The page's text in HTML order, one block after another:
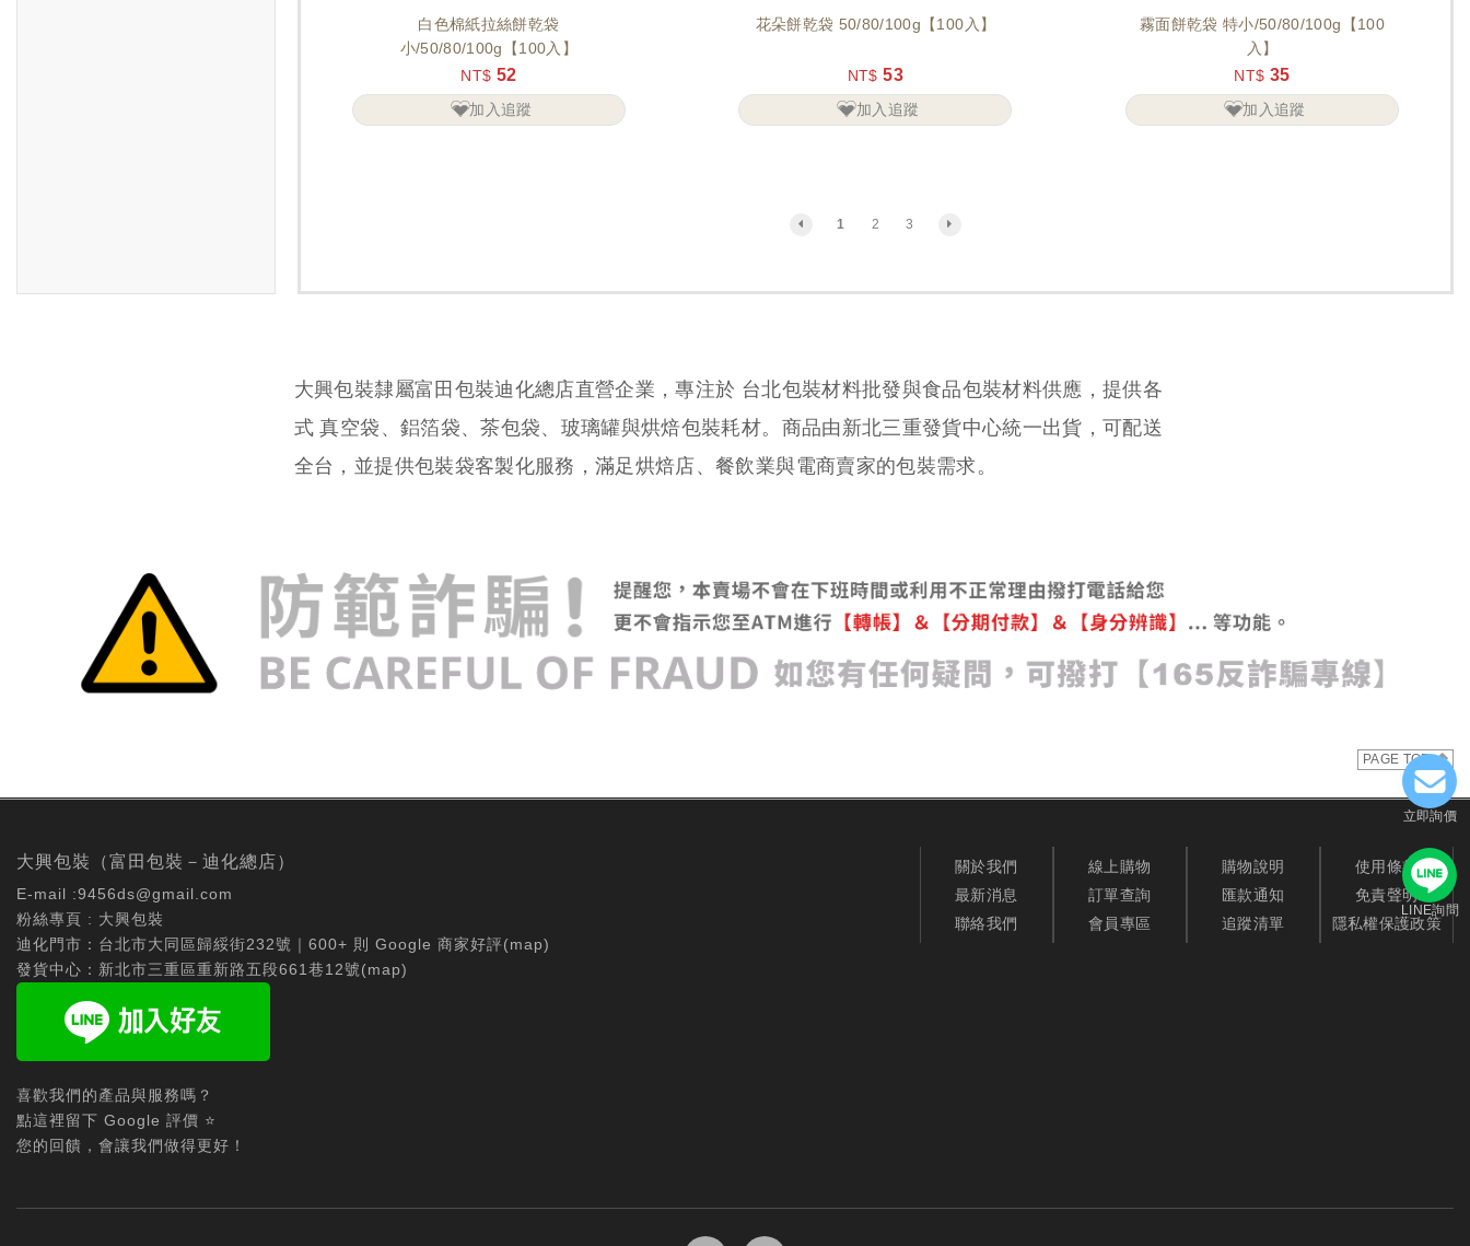
立即詢價
LINE詢問
白色棉紙拉絲餅乾袋
小/50/80/100g【100入】
NT$ 52
加入追蹤
花朵餅乾袋 50/80/100g【100入】
NT$ 53
加入追蹤
霧面餅乾袋 特小/50/80/100g【100
入】
NT$ 35
加入追蹤
1 2 3
大興包裝隸屬富田包裝迪化總店直營企業，專注於 台北包裝材料批發與食品包裝材料供應，提供各
式 真空袋、鋁箔袋、茶包袋、玻璃罐與烘焙包裝耗材。商品由新北三重發貨中心統一出貨，可配送
全台，並提供包裝袋客製化服務，滿足烘焙店、餐飲業與電商賣家的包裝需求。
PAGE TOP
大興包裝（富田包裝－迪化總店）
E-mail :9456ds@gmail.com
粉絲專頁 : 大興包裝
迪化門市：台北市大同區歸綏街232號｜600+ 則 Google 商家好評(map)
發貨中心：新北市三重區重新路五段661巷12號(map)
喜歡我們的產品與服務嗎？
點這裡留下 Google 評價 ⭐
您的回饋，會讓我們做得更好！
關於我們
最新消息
聯絡我們
線上購物
訂單查詢
會員專區
購物說明
匯款通知
追蹤清單
使用條款
免責聲明
隱私權保護政策